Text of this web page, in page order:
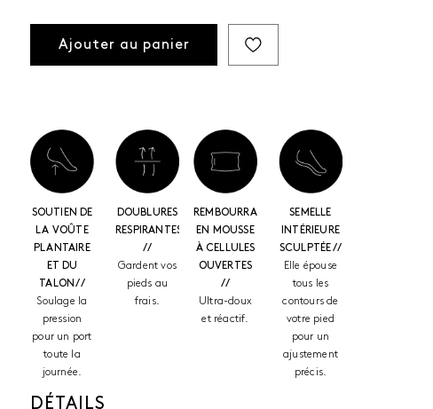
Ajouter au panier
SOUTIEN DE
LA VOÛTE
PLANTAIRE
ET DU
TALON //
Soulage la
pression
pour un port
toute la
journée.
DOUBLURES
RESPIRANTES
//
Gardent vos
pieds au
frais.
REMBOURRAGE
EN MOUSSE
À CELLULES
OUVERTES
//
Ultra-doux
et réactif.
SEMELLE
INTÉRIEURE
SCULPTÉE //
Elle épouse
tous les
contours de
votre pied
pour un
ajustement
précis.
DÉTAILS